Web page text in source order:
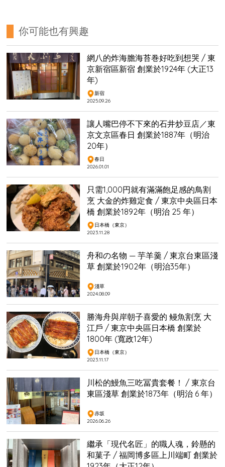
你可能也有興趣
網八的炸海膽海苔巻好吃到想哭 / 東
京新宿區新宿 創業於1924年 (大正13
年)
新宿
2025.09.26
讓人嘴巴停不下來的石井炒豆店／東
京文京區春日 創業於1887年（明治
20年）
春日
2026.01.01
只需1,000円就有滿滿飽足感的鳥割
烹 大金的炸雞定食 / 東京中央區日本
橋 創業於1892年（明治 25 年）
日本橋（東京）
2023.11.28
舟和の名物 — 芋羊羹 / 東京台東區淺
草 創業於1902年（明治35年）
淺草
2024.08.09
勝海舟與岸朝子喜愛的 鳗魚割烹 大
江戶 / 東京中央區日本橋 創業於
1800年 (寬政12年)
日本橋（東京）
2023.11.17
川松的鰻魚三吃冨貴套餐！ / 東京台
東區淺草 創業於1873年（明治 6 年）
赤坂
2026.06.26
繼承「現代名匠」的職人魂，鈴懸的
和菓子 / 福岡博多區上川端町 創業於